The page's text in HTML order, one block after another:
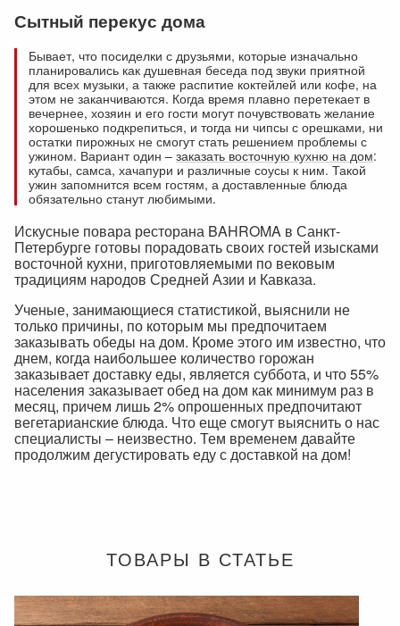
Сытный перекус дома
Бывает, что посиделки с друзьями, которые изначально
планировались как душевная беседа под звуки приятной
для всех музыки, а также распитие коктейлей или кофе, на
этом не заканчиваются. Когда время плавно перетекает в
вечернее, хозяин и его гости могут почувствовать желание
хорошенько подкрепиться, и тогда ни чипсы с орешками, ни
остатки пирожных не смогут стать решением проблемы с
ужином. Вариант один – заказать восточную кухню на дом:
кутабы, самса, хачапури и различные соусы к ним. Такой
ужин запомнится всем гостям, а доставленные блюда
обязательно станут любимыми.
Искусные повара ресторана BAHROMA в Санкт-
Петербурге готовы порадовать своих гостей изысками
восточной кухни, приготовляемыми по вековым
традициям народов Средней Азии и Кавказа.
Ученые, занимающиеся статистикой, выяснили не
только причины, по которым мы предпочитаем
заказывать обеды на дом. Кроме этого им известно, что
днем, когда наибольшее количество горожан
заказывает доставку еды, является суббота, и что 55%
населения заказывает обед на дом как минимум раз в
месяц, причем лишь 2% опрошенных предпочитают
вегетарианские блюда. Что еще смогут выяснить о нас
специалисты – неизвестно. Тем временем давайте
продолжим дегустировать еду с доставкой на дом!
ТОВАРЫ В СТАТЬЕ